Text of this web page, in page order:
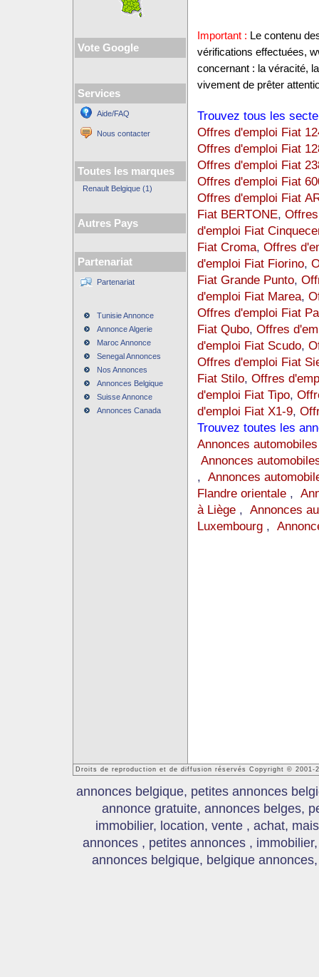
Vote Google
Services
Aide/FAQ
Nous contacter
Toutes les marques
Renault Belgique (1)
Autres Pays
Partenariat
Partenariat
Tunisie Annonce
Annonce Algerie
Maroc Annonce
Senegal Annonces
Nos Annonces
Annonces Belgique
Suisse Annonce
Annonces Canada
Important : Le contenu
vérifications effectuées,
concernant : la véracité,
vivement de prêter
Trouvez tous les
Offres d'emploi Fiat
Offres d'emploi Fiat
Offres d'emploi Fiat
Offres d'emploi Fiat
Offres d'emploi Fiat
Fiat BERTONE,
d'emploi Fiat
Fiat Croma, Offres
d'emploi Fiat Fiorino,
Fiat Grande Punto,
d'emploi Fiat Marea,
Offres d'emploi Fiat
Fiat Qubo, Offres
d'emploi Fiat Scudo,
Offres d'emploi Fiat
Fiat Stilo, Offres
d'emploi Fiat Tipo,
d'emploi Fiat X1-9,
Trouvez toutes les
Annonces
Annonces
, Annonces
Flandre orientale,
à Liège, Annonces
Luxembourg,
Droits de reproduction et de diffusion réservés Copyright © 2001-
annonces belgique, petites annonces
annonce gratuite, annonces belges,
immobilier, location, vente , achat,
annonces , petites annonces ,
annonces belgique, belgique